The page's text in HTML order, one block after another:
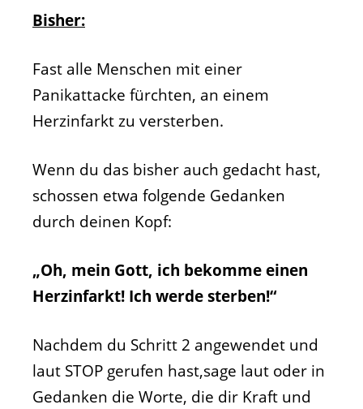
Bisher:
Fast alle Menschen mit einer
Panikattacke fürchten, an einem
Herzinfarkt zu versterben.
Wenn du das bisher auch gedacht hast,
schossen etwa folgende Gedanken
durch deinen Kopf:
„Oh, mein Gott, ich bekomme einen
Herzinfarkt! Ich werde sterben!“
Nachdem du Schritt 2 angewendet und
laut STOP gerufen hast,sage laut oder in
Gedanken die Worte, die dir Kraft und